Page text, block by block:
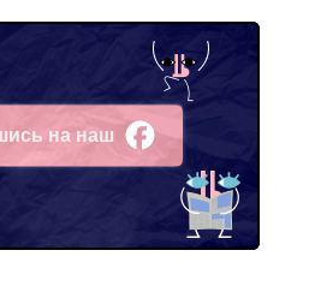
на наш